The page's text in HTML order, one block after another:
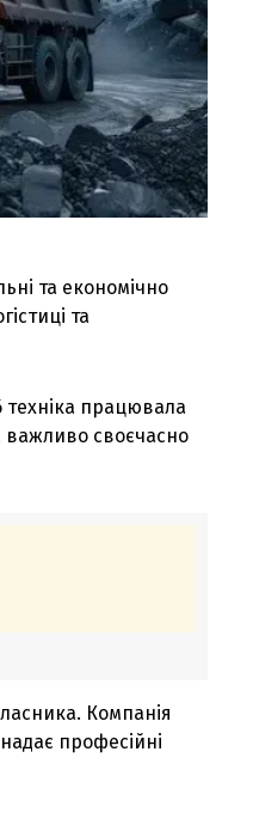
та економічно
та
техніка працювала
важливо своєчасно
Компанія
професійні